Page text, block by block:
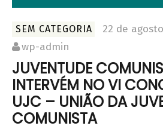
SEM CATEGORIA
22 de
wp-admin
JUVENTUDE
INTERVÉM NO VI
UJC – UNIÃO DA
COMUNISTA